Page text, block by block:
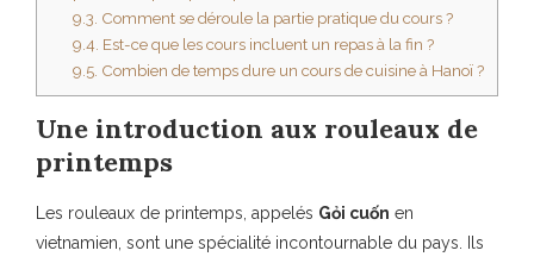
9.3. Comment se déroule la partie pratique du cours ?
9.4. Est-ce que les cours incluent un repas à la fin ?
9.5. Combien de temps dure un cours de cuisine à Hanoï ?
Une introduction aux rouleaux de
printemps
Les rouleaux de printemps, appelés Gỏi cuốn en
vietnamien, sont une spécialité incontournable du pays. Ils